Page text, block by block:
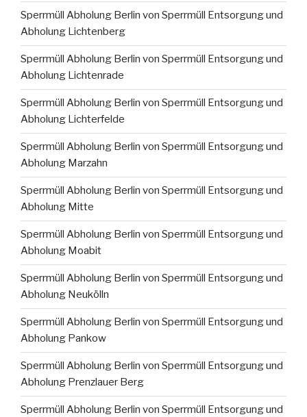
Sperrmüll Abholung Berlin von Sperrmüll Entsorgung und
Abholung Lichtenberg
Sperrmüll Abholung Berlin von Sperrmüll Entsorgung und
Abholung Lichtenrade
Sperrmüll Abholung Berlin von Sperrmüll Entsorgung und
Abholung Lichterfelde
Sperrmüll Abholung Berlin von Sperrmüll Entsorgung und
Abholung Marzahn
Sperrmüll Abholung Berlin von Sperrmüll Entsorgung und
Abholung Mitte
Sperrmüll Abholung Berlin von Sperrmüll Entsorgung und
Abholung Moabit
Sperrmüll Abholung Berlin von Sperrmüll Entsorgung und
Abholung Neukölln
Sperrmüll Abholung Berlin von Sperrmüll Entsorgung und
Abholung Pankow
Sperrmüll Abholung Berlin von Sperrmüll Entsorgung und
Abholung Prenzlauer Berg
Sperrmüll Abholung Berlin von Sperrmüll Entsorgung und